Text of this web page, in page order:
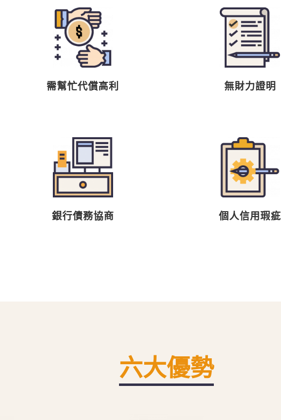
需幫忙代償高利 無財力證明
銀行債務協商 個人信用瑕疵
六大優勢